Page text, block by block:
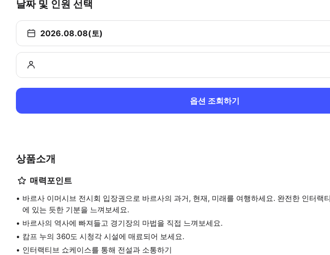
날짜 및 인원 선택
2026.08.08(토)
옵션 조회하기
상품소개
매력포인트
바르사 이머시브 전시회 입장권으로 바르사의 과거, 현재, 미래를 여행하세요. 완전한 인터랙
에 있는 듯한 기분을 느껴보세요.
바르사의 역사에 빠져들고 경기장의 마법을 직접 느껴보세요.
캄프 누의 360도 시청각 시설에 매료되어 보세요.
인터랙티브 쇼케이스를 통해 전설과 소통하기